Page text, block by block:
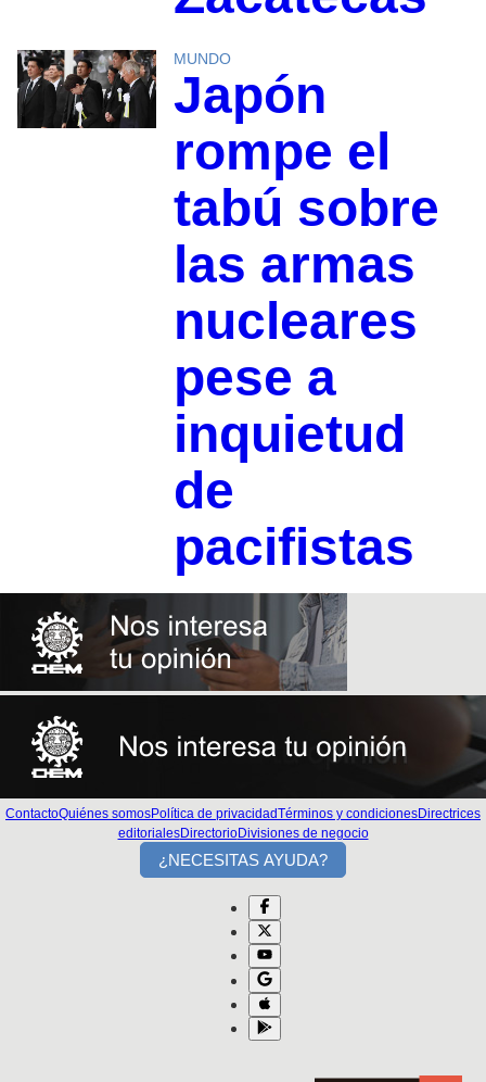
MUNDO
Japón
rompe el
tabú sobre
las armas
nucleares
pese a
inquietud
de
pacifistas
ContactoQuiénes somosPolítica de privacidadTérminos y condicionesDirectrices
editorialesDirectorioDivisiones de negocio
¿NECESITAS AYUDA?